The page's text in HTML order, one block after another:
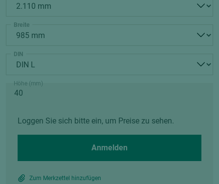
Breite
DIN
Höhe (mm)
Loggen Sie sich bitte ein, um Preise zu sehen.
Anmelden
Zum Merkzettel hinzufügen